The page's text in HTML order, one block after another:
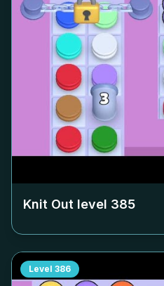
Knit Out level 385
Level 386